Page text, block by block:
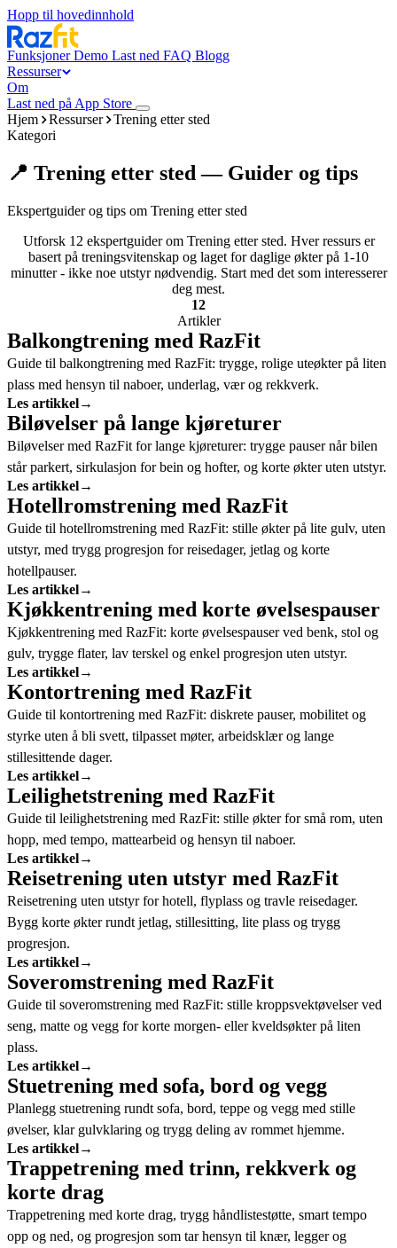
Hopp til hovedinnhold
FunksjonerDemo Last ned FAQ Blogg
Ressurser
Om
Last ned på App Store
Hjem
Ressurser
Trening etter sted
Kategori
📍 Trening etter sted — Guider og tips
Ekspertguider og tips om Trening etter sted
Utforsk 12 ekspertguider om Trening etter sted. Hver ressurs er
basert på treningsvitenskap og laget for daglige økter på 1-10
minutter - ikke noe utstyr nødvendig. Start med det som interesserer
deg mest.
12
Artikler
Balkongtrening med RazFit
Guide til balkongtrening med RazFit: trygge, rolige uteøkter på liten
plass med hensyn til naboer, underlag, vær og rekkverk.
Les artikkel→
Biløvelser på lange kjøreturer
Biløvelser med RazFit for lange kjøreturer: trygge pauser når bilen
står parkert, sirkulasjon for bein og hofter, og korte økter uten utstyr.
Les artikkel→
Hotellromstrening med RazFit
Guide til hotellromstrening med RazFit: stille økter på lite gulv, uten
utstyr, med trygg progresjon for reisedager, jetlag og korte
hotellpauser.
Les artikkel→
Kjøkkentrening med korte øvelsespauser
Kjøkkentrening med RazFit: korte øvelsespauser ved benk, stol og
gulv, trygge flater, lav terskel og enkel progresjon uten utstyr.
Les artikkel→
Kontortrening med RazFit
Guide til kontortrening med RazFit: diskrete pauser, mobilitet og
styrke uten å bli svett, tilpasset møter, arbeidsklær og lange
stillesittende dager.
Les artikkel→
Leilighetstrening med RazFit
Guide til leilighetstrening med RazFit: stille økter for små rom, uten
hopp, med tempo, mattearbeid og hensyn til naboer.
Les artikkel→
Reisetrening uten utstyr med RazFit
Reisetrening uten utstyr for hotell, flyplass og travle reisedager.
Bygg korte økter rundt jetlag, stillesitting, lite plass og trygg
progresjon.
Les artikkel→
Soveromstrening med RazFit
Guide til soveromstrening med RazFit: stille kroppsvektøvelser ved
seng, matte og vegg for korte morgen- eller kveldsøkter på liten
plass.
Les artikkel→
Stuetrening med sofa, bord og vegg
Planlegg stuetrening rundt sofa, bord, teppe og vegg med stille
øvelser, klar gulvklaring og trygg deling av rommet hjemme.
Les artikkel→
Trappetrening med trinn, rekkverk og
korte drag
Trappetrening med korte drag, trygg håndlistestøtte, smart tempo
opp og ned, og progresjon som tar hensyn til knær, legger og